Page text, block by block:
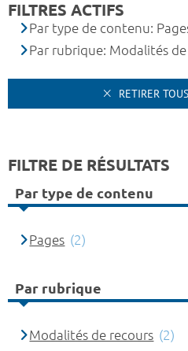
FILTRES ACTIFS
Par type de contenu:
Par rubrique: Modalités
RETIRER
FILTRE DE RÉSULTATS
Par type de contenu
Pages (2)
Par rubrique
Modalités de recours (2)